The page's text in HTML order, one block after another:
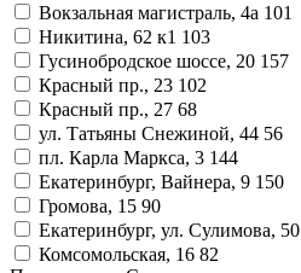
Вокзальная магистраль, 4а 101
Никитина, 62 к1 103
Гусинобродское шоссе, 20 157
Красный пр., 23 102
Красный пр., 27 68
ул. Татьяны Снежиной, 44 56
пл. Карла Маркса, 3 144
Екатеринбург, Вайнера, 9 150
Громова, 15 90
Екатеринбург, ул. Сулимова, 50
Комсомольская, 16 82